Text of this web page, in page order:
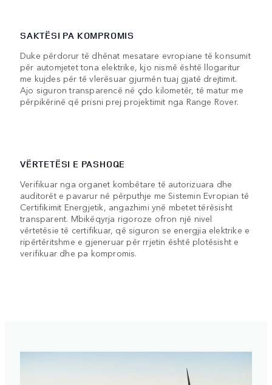
SAKTËSI PA KOMPROMIS
Duke përdorur të dhënat mesatare evropiane të konsumit
për automjetet tona elektrike, kjo nismë është llogaritur
me kujdes për të vlerësuar gjurmën tuaj gjatë drejtimit.
Ajo siguron transparencë në çdo kilometër, të matur me
përpikërinë që prisni prej projektimit nga Range Rover.
VËRTETËSI E PASHOQE
Verifikuar nga organet kombëtare të autorizuara dhe
auditorët e pavarur në përputhje me Sistemin Evropian të
Certifikimit Energjetik, angazhimi ynë mbetet tërësisht
transparent. Mbikëqyrja rigoroze ofron një nivel
vërtetësie të certifikuar, që siguron se energjia elektrike e
ripërtëritshme e gjeneruar për rrjetin është plotësisht e
verifikuar dhe pa kompromis.